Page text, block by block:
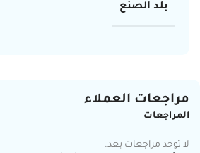
بلد الصنع
مراجعات العملاء
المراجعات
لا توجد مراجعات بعد.